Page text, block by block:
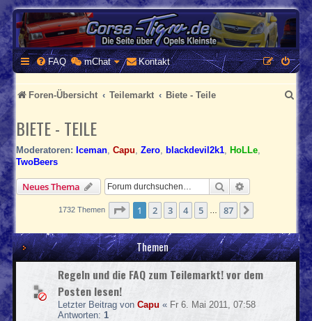
CORSA-TIGRA.DE
Homepage und Forum rund um Opel Corsa und Tigra
FAQ mChat Kontakt
Foren-Übersicht Teilemarkt Biete - Teile
S
u
h
BIETE - TEILE
Moderatoren: Iceman Capu Zero blackdevil2k1 HoLLe
TwoBeers
Neues Thema Suche Erweiterte
1732 Themen Seite 1von 87
1 2 3 4 5 87
Themen
Regeln und die FAQ zum Teilemarkt! vor dem
Posten lesen!
Letzter Beitrag von Capu « Fr 6. Mai 2011, 07:58
Antworten: 1